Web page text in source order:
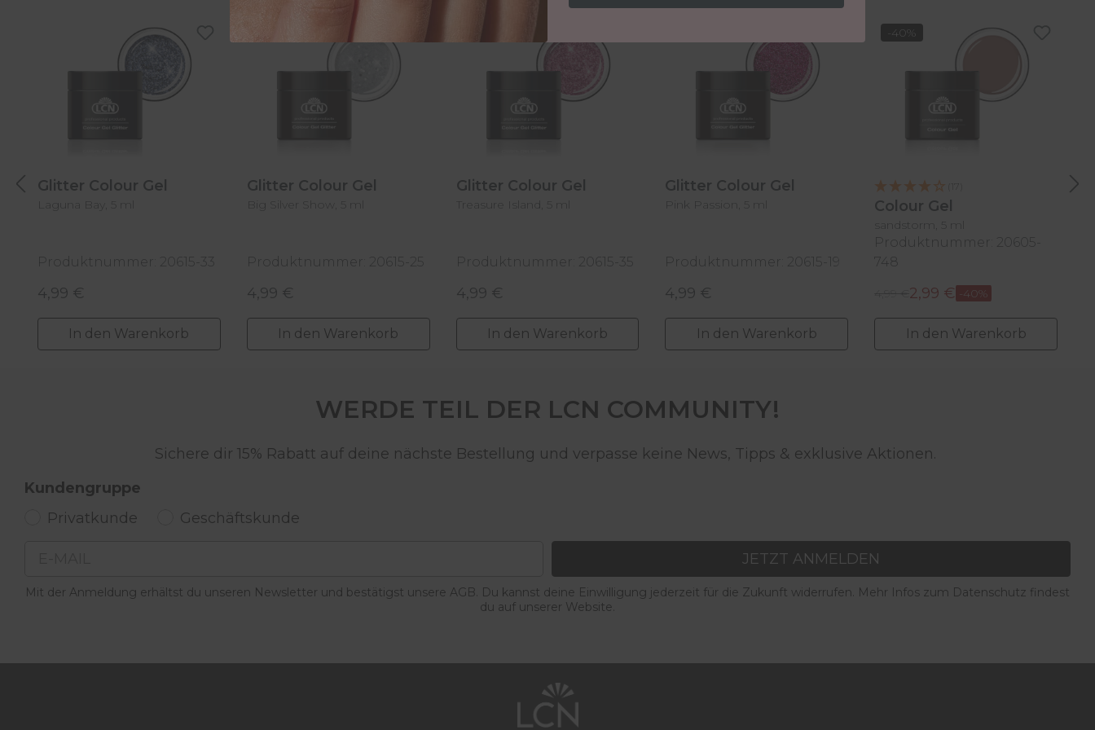
Produktgalerie überspringen
Glitter Colour Gel
Laguna Bay, 5 ml
Produktnummer: 20615-33
Regulärer Preis:
4,99 €
In den Warenkorb
Glitter Colour Gel
Big Silver Show, 5 ml
Produktnummer: 20615-25
Regulärer Preis:
4,99 €
In den Warenkorb
Glitter Colour Gel
Treasure Island, 5 ml
Produktnummer: 20615-35
Regulärer Preis:
4,99 €
In den Warenkorb
Glitter Colour Gel
Pink Passion, 5 ml
Produktnummer: 20615-19
Regulärer Preis:
4,99 €
In den Warenkorb
-40%
Colour Gel
sandstorm, 5 ml
Produktnummer: 20605-
748
Verkaufspreis:
Regulärer Preis:
2,99 € -40%
In den Warenkorb
WERDE TEIL DER LCN COMMUNITY!
Sichere dir 15% Rabatt auf deine nächste Bestellung und verpasse keine News, Tipps & exklusive Aktionen.
Kundengruppe
Privatkunde
Geschäftskunde
JETZT ANMELDEN
Mit der Anmeldung erhältst du unseren Newsletter und bestätigst unsere AGB. Du kannst deine Einwilligung jederzeit für die Zukunft widerrufen. Mehr Infos zum Datenschutz findest
du auf unserer Website.